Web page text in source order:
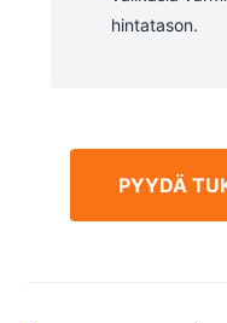
hintatason.
PYYDÄ